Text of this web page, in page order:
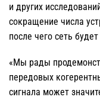
и других
сокращение числа
после чего сеть
«Мы рады
передовых
сигнала может